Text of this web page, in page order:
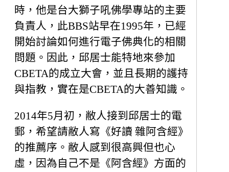
時，他是台大獅子吼佛學專站的主要
負責人，此BBS站早在1995年，已經
開始討論如何進行電子佛典化的相關
問題。因此，邱居士能特地來參加
CBETA的成立大會，並且長期的護持
與指教，實在是CBETA的大善知識。
2014年5月初，敝人接到邱居士的電
郵，希望請敝人寫《好讀 雜阿含經》
的推薦序。敝人感到很高興但也心
虛，因為自己不是《阿含經》方面的